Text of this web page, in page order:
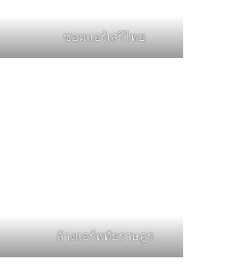
ซ่อมแอร์เสรีไทย
ล้างแอร์หทัยราษฎร